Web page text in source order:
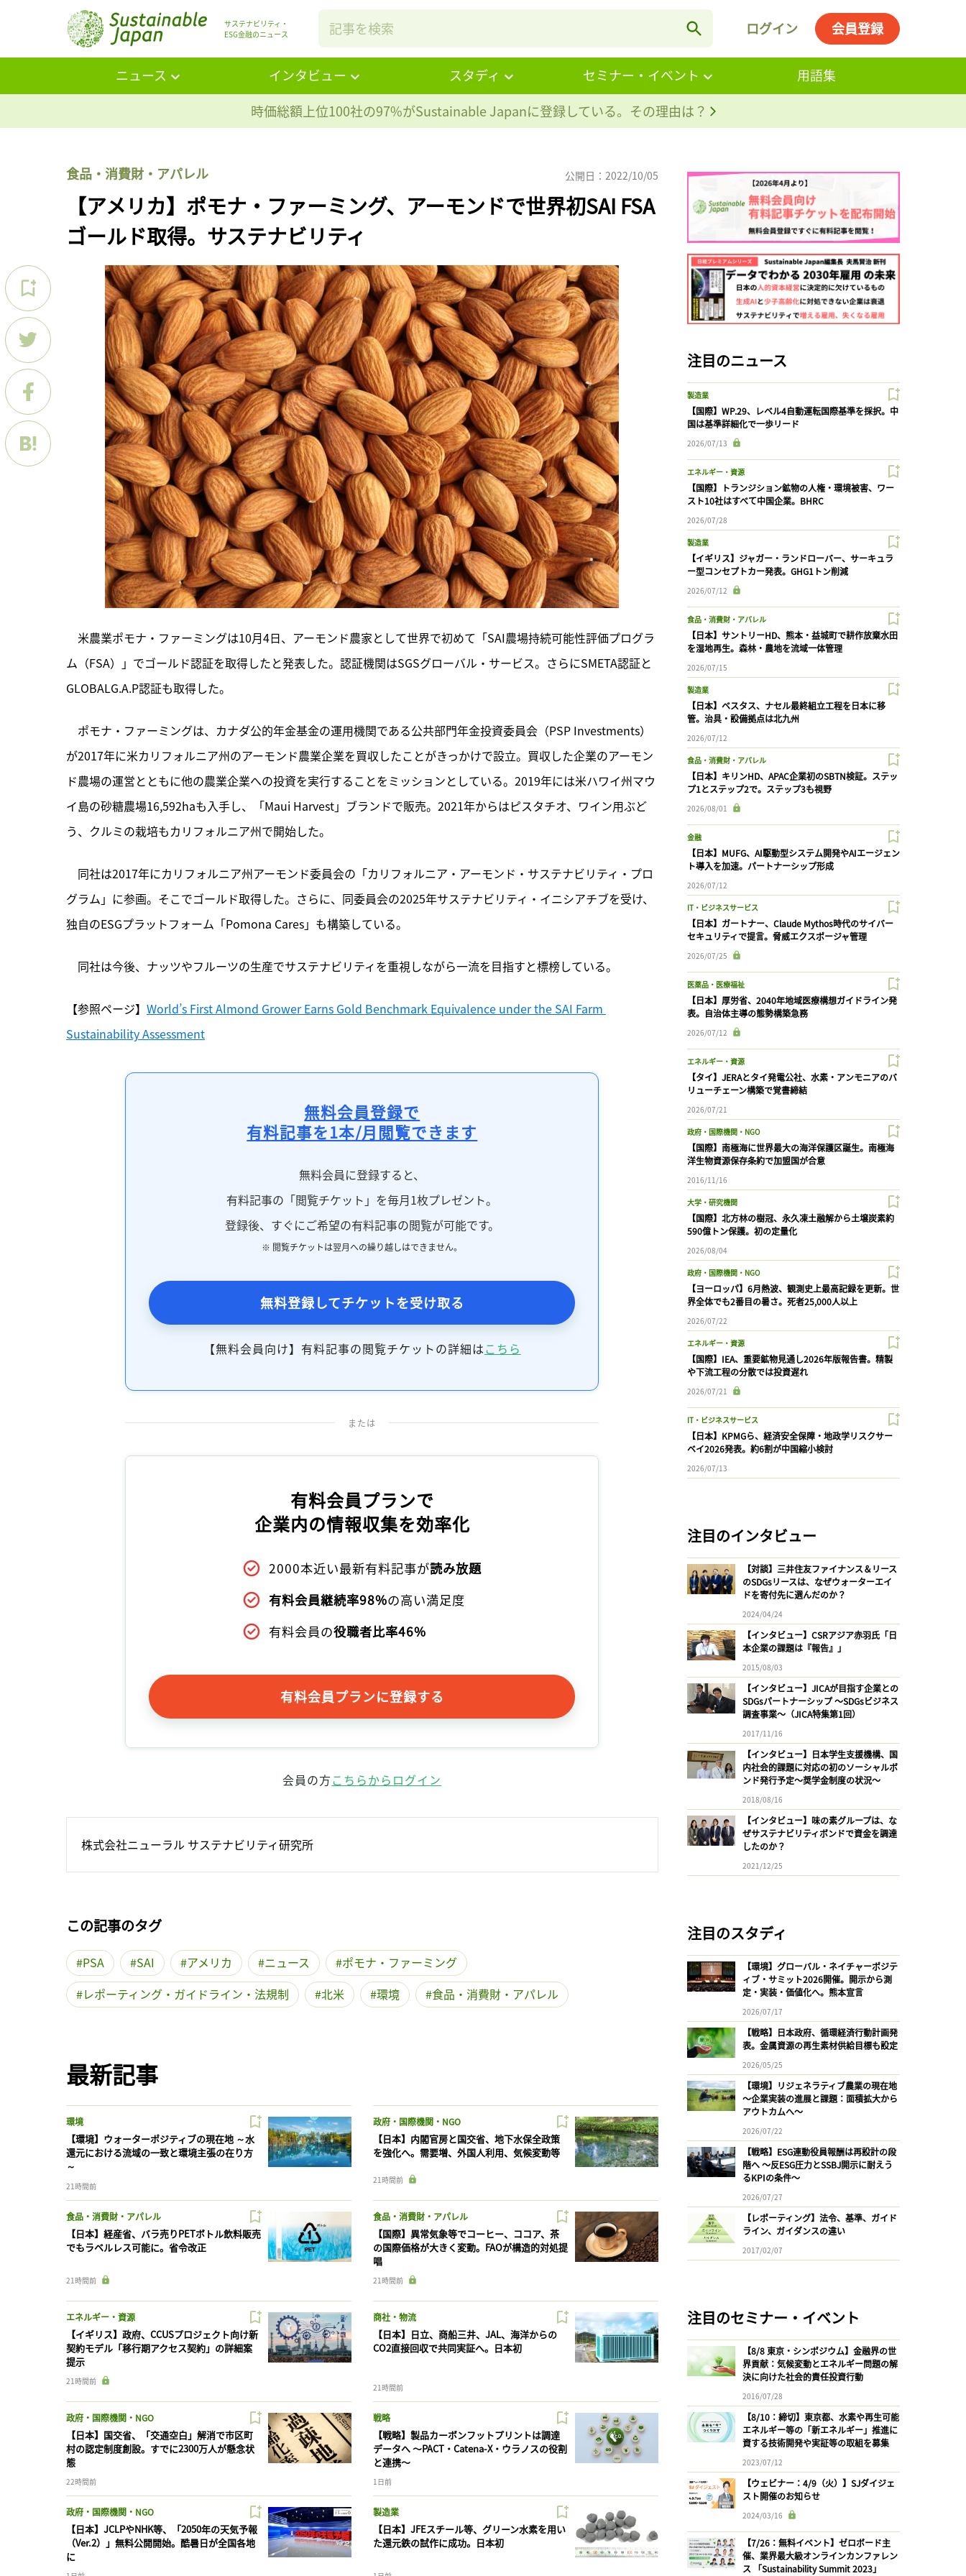
サステナビリティ・
ESG金融のニュース
ログイン 会員登録
ニュース インタビュー スタディ セミナー・イベント
用語集
時価総額上位100社の97%がSustainable Japanに登録している。その理由は？
食品・消費財・アパレル 公開日：2022/10/05
【アメリカ】ポモナ・ファーミング、アーモンドで世界初SAI FSA
ゴールド取得。サステナビリティ
米農業ポモナ・ファーミングは10月4日、アーモンド農家として世界で初めて「SAI農場持続可能性評価プログラ
ム（FSA）」でゴールド認証を取得したと発表した。認証機関はSGSグローバル・サービス。さらにSMETA認証と
GLOBALG.A.P認証も取得した。
ポモナ・ファーミングは、 カナダ公的年金基金の運用機関である公共部門年金投資委員会（PSP Investments）
が2017年に米カリフォルニア州のアーモンド農業企業を買収したことがきっかけで設立。買収した企業のアーモン
ド農場の運営とともに他の農業企業への投資を実行することをミッションとしている。2019年には米ハワイ州マウ
イ島の砂糖農場16,592haも入手し、「Maui Harvest」ブランドで販売。2021年からはピスタチオ、ワイン用ぶど
う、クルミの栽培もカリフォルニア州で開始した。
同社は2017年にカリフォルニア州アーモンド委員会の「カリフォルニア・アーモンド・サステナビリティ・プロ
グラム」に参画。そこでゴールド取得した。さらに、同委員会の2025年サステナビリティ・イニシアチブを受け、
独自のESGプラットフォーム「Pomona Cares」も構築している。
同社は今後、ナッツやフルーツの生産でサステナビリティを重視しながら一流を目指すと標榜している。
【参照ページ】 World’s First Almond Grower Earns Gold Benchmark Equivalence under the SAI Farm
Sustainability Assessment
無料会員登録で
有料記事を1本/月閲覧できます
無料会員に登録すると、
有料記事の「閲覧チケット」を毎月1枚プレゼント。
登録後、すぐにご希望の有料記事の閲覧が可能です。
※ 閲覧チケットは翌月への繰り越しはできません。
無料登録してチケットを受け取る
【無料会員向け】有料記事の閲覧チケットの詳細はこちら
または
有料会員プランで
企業内の情報収集を効率化
2000本近い最新有料記事が読み放題
有料会員継続率98%の高い満足度
有料会員の役職者比率46%
有料会員プランに登録する
会員の方こちらからログイン
株式会社ニューラル サステナビリティ研究所
この記事のタグ
PSA SAI アメリカ ニュース
ポモナ・ファーミング
レポーティング・ガイドライン・法規制
北米 環境 食品・消費財・アパレル
最新記事
環境
【環境】ウォーターポジティブの現在地 ～水
還元における流域の一致と環境主張の在り方
～
21時間前
政府・国際機関・NGO
【日本】内閣官房と国交省、地下水保全政策
を強化へ。需要増、外国人利用、気候変動等
21時間前
食品・消費財・アパレル
【日本】経産省、バラ売りPETボトル飲料販売
でもラベルレス可能に。省令改正
21時間前
食品・消費財・アパレル
【国際】異常気象等でコーヒー、ココア、茶
の国際価格が大きく変動。FAOが構造的対処提
唱
21時間前
エネルギー・資源
【イギリス】政府、CCUSプロジェクト向け新
契約モデル「移行期アクセス契約」の詳細案
提示
21時間前
商社・物流
【日本】日立、商船三井、JAL、海洋からの
CO2直接回収で共同実証へ。日本初
21時間前
政府・国際機関・NGO
【日本】国交省、「交通空白」解消で市区町
村の認定制度創設。すでに2300万人が懸念状
態
22時間前
戦略
【戦略】製品カーボンフットプリントは調達
データへ 〜PACT・Catena-X・ウラノスの役割
と連携〜
1日前
政府・国際機関・NGO
【日本】JCLPやNHK等、「2050年の天気予報
（Ver.2）」無料公開開始。酷暑日が全国各地
に
製造業
【日本】JFEスチール等、グリーン水素を用い
た還元鉄の試作に成功。日本初
注目のニュース
製造業
【国際】WP.29、レベル4自動運転国際基準を採択。中
国は基準詳細化で一歩リード
2026/07/13
エネルギー・資源
【国際】トランジション鉱物の人権・環境被害、ワー
スト10社はすべて中国企業。BHRC
2026/07/28
製造業
【イギリス】ジャガー・ランドローバー、サーキュラ
ー型コンセプトカー発表。GHG1トン削減
2026/07/12
食品・消費財・アパレル
【日本】サントリーHD、熊本・益城町で耕作放棄水田
を湿地再生。森林・農地を流域一体管理
2026/07/15
製造業
【日本】ベスタス、ナセル最終組立工程を日本に移
管。治具・設備拠点は北九州
2026/07/12
食品・消費財・アパレル
【日本】キリンHD、APAC企業初のSBTN検証。ステッ
プ1とステップ2で。ステップ3も視野
2026/08/01
金融
【日本】MUFG、AI駆動型システム開発やAIエージェン
ト導入を加速。パートナーシップ形成
2026/07/12
IT・ビジネスサービス
【日本】ガートナー、Claude Mythos時代のサイバー
セキュリティで提言。脅威エクスポージャ管理
2026/07/25
医薬品・医療福祉
【日本】厚労省、2040年地域医療構想ガイドライン発
表。自治体主導の態勢構築急務
2026/07/12
エネルギー・資源
【タイ】JERAとタイ発電公社、水素・アンモニアのバ
リューチェーン構築で覚書締結
2026/07/21
政府・国際機関・NGO
【国際】南極海に世界最大の海洋保護区誕生。南極海
洋生物資源保存条約で加盟国が合意
2016/11/16
大学・研究機関
【国際】北方林の樹冠、永久凍土融解から土壌炭素約
590億トン保護。初の定量化
2026/08/04
政府・国際機関・NGO
【ヨーロッパ】6月熱波、観測史上最高記録を更新。世
界全体でも2番目の暑さ。死者25,000人以上
2026/07/22
エネルギー・資源
【国際】IEA、重要鉱物見通し2026年版報告書。精製
や下流工程の分散では投資遅れ
2026/07/21
IT・ビジネスサービス
【日本】KPMGら、経済安全保障・地政学リスクサー
ベイ2026発表。約6割が中国縮小検討
2026/07/13
注目のインタビュー
【対談】三井住友ファイナンス＆リース
のSDGsリースは、なぜウォーターエイ
ドを寄付先に選んだのか？
2024/04/24
【インタビュー】CSRアジア赤羽氏「日
本企業の課題は『報告』」
2015/08/03
【インタビュー】JICAが目指す企業との
SDGsパートナーシップ 〜SDGsビジネス
調査事業〜（JICA特集第1回）
2017/11/16
【インタビュー】日本学生支援機構、国
内社会的課題に対応の初のソーシャルボ
ンド発行予定〜奨学金制度の状況〜
2018/08/16
【インタビュー】味の素グループは、な
ぜサステナビリティボンドで資金を調達
したのか？
2021/12/25
注目のスタディ
【環境】グローバル・ネイチャーポジテ
ィブ・サミット2026開催。開示から測
定・実装・価値化へ。熊本宣言
2026/07/17
【戦略】日本政府、循環経済行動計画発
表。金属資源の再生素材供給目標も設定
2026/05/25
【環境】リジェネラティブ農業の現在地
〜企業実装の進展と課題：面積拡大から
アウトカムへ〜
2026/07/22
【戦略】ESG連動役員報酬は再設計の段
階へ 〜反ESG圧力とSSBJ開示に耐えう
るKPIの条件〜
2026/07/27
【レポーティング】法令、基準、ガイド
ライン、ガイダンスの違い
2017/02/07
注目のセミナー・イベント
【8/8 東京・シンポジウム】金融界の世
界貢献：気候変動とエネルギー問題の解
決に向けた社会的責任投資行動
2016/07/28
【8/10：締切】東京都、水素や再生可能
エネルギー等の「新エネルギー」推進に
資する技術開発や実証等の取組を募集
2023/07/12
【ウェビナー：4/9（火）】SJダイジェ
スト開催のお知らせ
2024/03/16
【7/26：無料イベント】ゼロボード主
催、業界最大級オンラインカンファレン
ス 「Sustainability Summit 2023」
記事をお気に入りに保存するには
ログインが必要です
ログイン 会員登録